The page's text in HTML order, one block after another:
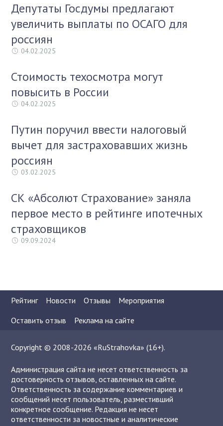
Депутаты Госдумы предлагают
увеличить выплаты по ОСАГО для
россиян
04.02.2025
Стоимость техосмотра могут
повысить в России
04.02.2025
Путин поручил ввести налоговый
вычет для застраховавших жизнь
россиян
03.02.2025
СК «Абсолют Страхование» заняла
первое место в рейтинге ипотечных
страховщиков
09.09.2024
Рейтинг Новости Отзывы
Мероприятия
Оставить отзыв
Реклама на сайте
Copyright © 2008-2026 «RuStrahovka» (16+).
Администрация сайта не несет ответственность за
достоверность отзывов, оставленных на сайте.
Ответственность за содержание комментариев и
сообщений несет пользователь, разместивший
конкретное сообщение. Редакция не несет
ответственности за новостные и аналитические